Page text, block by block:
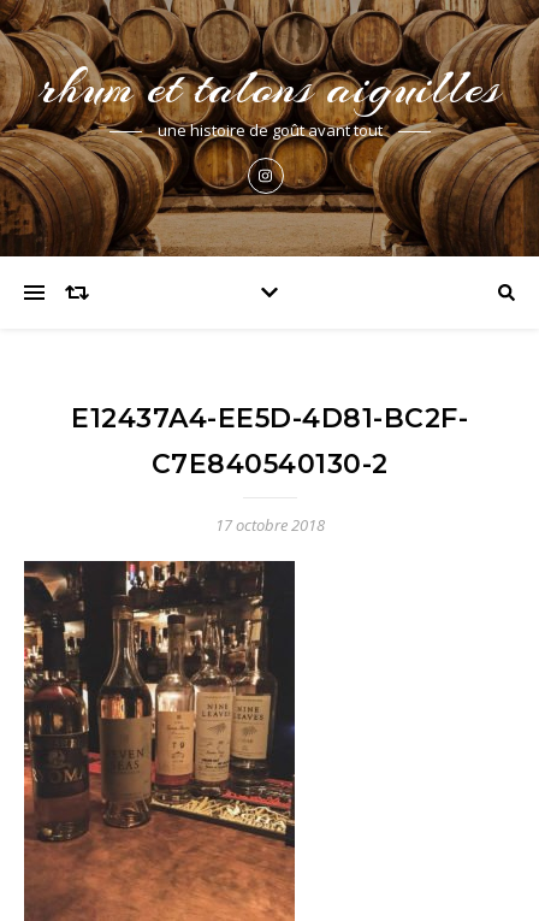
rhum et talons aiguilles
une histoire de goût avant tout
E12437A4-EE5D-4D81-BC2F-
C7E840540130-2
17 octobre 2018